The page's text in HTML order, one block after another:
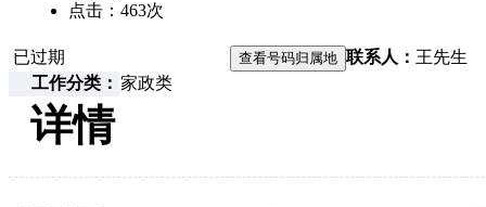
点击： 463次
已过期 联系人： 王先生
工作分类： 家政类
详情